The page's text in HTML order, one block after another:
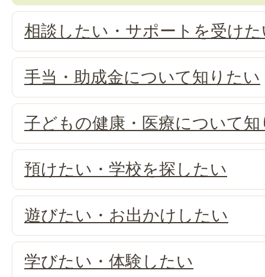
相談したい・サポートを受け
手当・助成金について知りたい
子どもの健康・医療について
預けたい・学校を探したい
遊びたい・お出かけしたい
学びたい・体験したい